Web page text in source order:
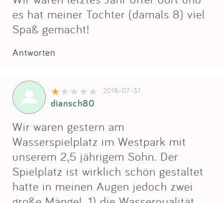
es hat meiner Tochter (damals 8) viel
Spaß gemacht!
Antworten
2016-07-31
diansch80
Wir waren gestern am
Wasserspielplatz im Westpark mit
unserem 2,5 jährigem Sohn. Der
Spielplatz ist wirklich schön gestaltet
hatte in meinen Augen jedoch zwei